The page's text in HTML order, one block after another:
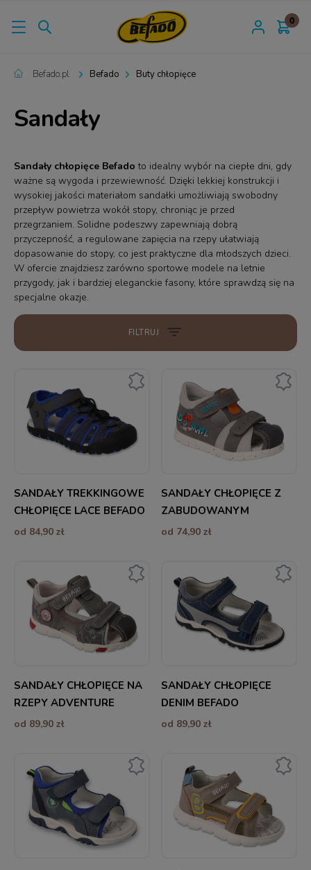
Befado.pl Befado Buty chłopięce
Sandały
Sandały chłopięce Befado to idealny wybór na ciepłe dni, gdy
ważne są wygoda i przewiewność. Dzięki lekkiej konstrukcji i
wysokiej jakości materiałom sandałki umożliwiają swobodny
przepływ powietrza wokół stopy, chroniąc je przed
przegrzaniem. Solidne podeszwy zapewniają dobrą
przyczepność, a regulowane zapięcia na rzepy ułatwiają
dopasowanie do stopy, co jest praktyczne dla młodszych dzieci.
W ofercie znajdziesz zarówno sportowe modele na letnie
przygody, jak i bardziej eleganckie fasony, które sprawdzą się na
specjalne okazje.
FILTRUJ
SANDAŁY TREKKINGOWE
CHŁOPIĘCE LACE BEFADO
od 84,90 zł
SANDAŁY CHŁOPIĘCE Z
ZABUDOWANYM
PRZODEM WAVE BEFADO
od 74,90 zł
SANDAŁY CHŁOPIĘCE NA
RZEPY ADVENTURE
BEFADO
od 89,90 zł
SANDAŁY CHŁOPIĘCE
DENIM BEFADO
od 89,90 zł